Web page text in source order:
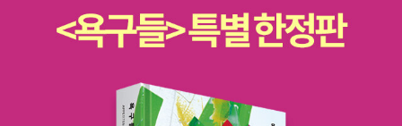
파하고 싶어했던 것 같다. <사람은 무엇으로 사는가 외>로 알려진 이
단편집에 수록된 이야기들은 누구나 복음서의 진리를 쉽게 이해할 수
았다. '블랙홀 연구소' 초대 소장이라 할 만하다.
들. 합리적이고 균형잡힌 시선. 2005년에 돌아가셨을 때도 직접 아
는 분이 아님에도 마음이 많이 아팠다. 큰 어른이 돌아가셨구나. 우리
야겠다 했다. <세계사 II>는 지난 번에 <세계사 I>을 사고 나서 아직
읽을 엄두도 못 내고 있으나 그냥 다 갖고 있을 만하다 싶어 내친 김에